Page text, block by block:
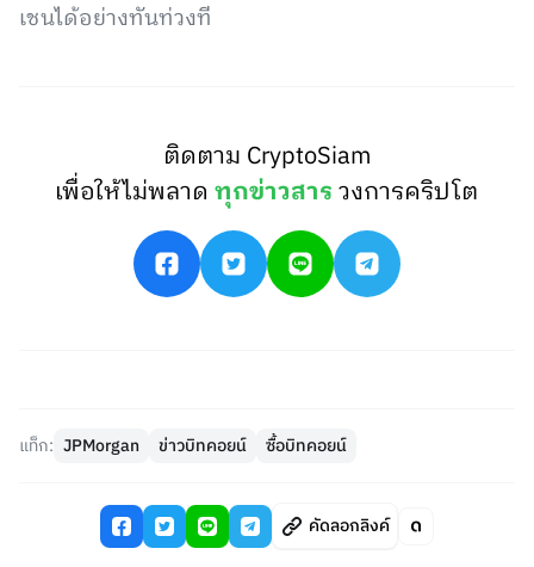
เชนได้อย่างทันท่วงที
ติดตาม CryptoSiam
เพื่อให้ไม่พลาดทุกข่าวสารวงการคริปโต
แท็ก: JPMorgan ข่าวบิทคอยน์ ซื้อบิทคอยน์
คัดลอกลิงค์